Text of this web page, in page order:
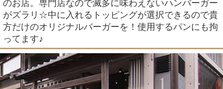
のお店。専門店なので滅多に味わえないハンバーガー
がズラリ☆中に入れるトッピングが選択できるので貴
方だけのオリジナルバーガーを！使用するパンにも拘
ってます♪